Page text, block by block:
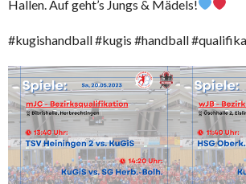
Hallen. Auf geht’s Jungs & Mädels!
#kugishandball #kugis #handball